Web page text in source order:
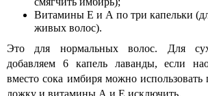
Витамины Е и А по три капельки
живых волос).
Это для нормальных волос. Для
добавляем 6 капель лаванды, если
вместо сока имбиря можно
ложку и витамины А и Е исключить.